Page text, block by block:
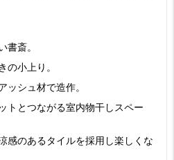
書斎。
小上り。
シュ材で造作。
トとつながる室内物干しスペー
感のあるタイルを採用し楽しくな